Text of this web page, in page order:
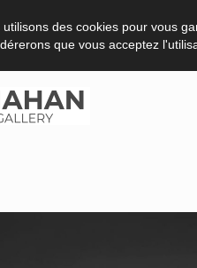
utilisons des cookies pour vous
que vous acceptez